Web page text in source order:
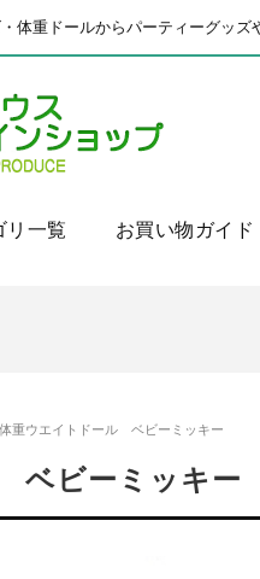
体重ドールからパーティーグッズ
リ一覧 お買い物ガイド
体重ウエイトドール ベビーミッキー
ベビーミッキー